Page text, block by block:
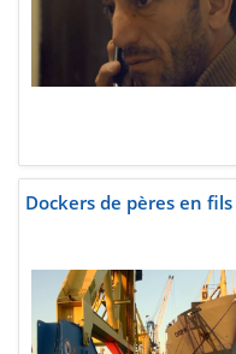
Dockers de pères en fils